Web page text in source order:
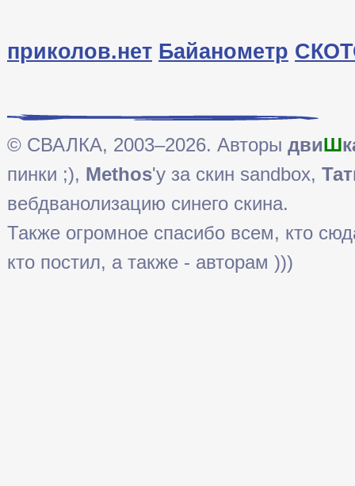
приколов.нет Байанометр
© СВАЛКА, 2003–2026. Авторы двиШ
пинки ;), Methos'у за скин sandbox,
вебдванолизацию синего скина.
Также огромное спасибо всем, кто
кто постил, а также - авторам )))